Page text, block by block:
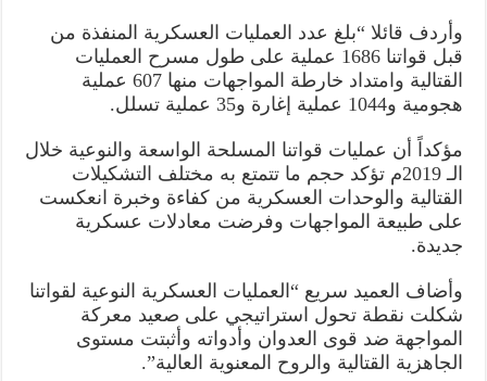
وأردف قائلا “بلغ عدد العمليات العسكرية المنفذة من
قبل قواتنا 1686 عملية على طول مسرح العمليات
القتالية وامتداد خارطة المواجهات منها 607 عملية
هجومية و1044 عملية إغارة و35 عملية تسلل.
مؤكداً أن عمليات قواتنا المسلحة الواسعة والنوعية خلال
الـ 2019م تؤكد حجم ما تتمتع به مختلف التشكيلات
القتالية والوحدات العسكرية من كفاءة وخبرة انعكست
على طبيعة المواجهات وفرضت معادلات عسكرية
جديدة.
وأضاف العميد سريع “العمليات العسكرية النوعية لقواتنا
شكلت نقطة تحول استراتيجي على صعيد معركة
المواجهة ضد قوى العدوان وأدواته وأثبتت مستوى
الجاهزية القتالية والروح المعنوية العالية”.